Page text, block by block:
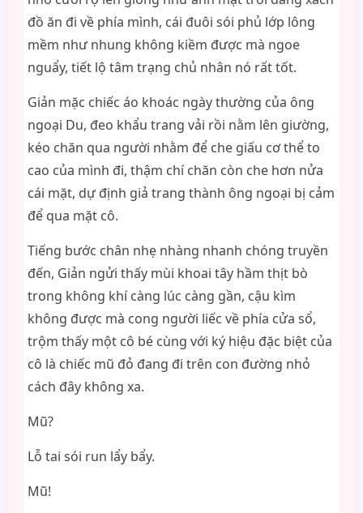
đồ ăn đi về phía mình, cái đuôi sói phủ lớp lông
mềm như nhung không kiềm được mà ngoe
nguẩy, tiết lộ tâm trạng chủ nhân nó rất tốt.
Giản mặc chiếc áo khoác ngày thường của ông
ngoại Du, đeo khẩu trang vải rồi nằm lên giường,
kéo chăn qua người nhằm để che giấu cơ thể to
cao của mình đi, thậm chí chăn còn che hơn nửa
cái mặt, dự định giả trang thành ông ngoại bị cảm
để qua mặt cô.
Tiếng bước chân nhẹ nhàng nhanh chóng truyền
đến, Giản ngửi thấy mùi khoai tây hầm thịt bò
trong không khí càng lúc càng gần, cậu kìm
không được mà cong người liếc về phía cửa sổ,
trộm thấy một cô bé cùng với ký hiệu đặc biệt của
cô là chiếc mũ đỏ đang đi trên con đường nhỏ
cách đây không xa.
Mũ?
Lỗ tai sói run lẩy bẩy.
Mũ!